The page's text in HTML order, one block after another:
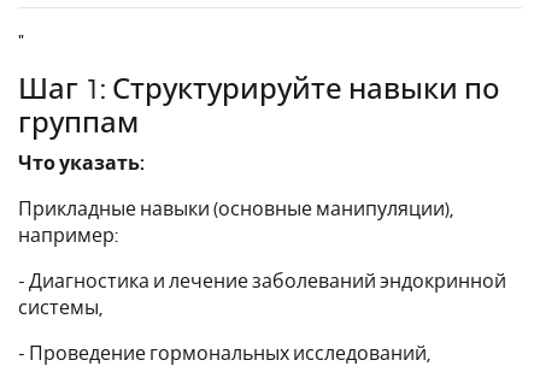
"
Шаг 1: Структурируйте навыки по
группам
Что указать:
Прикладные навыки (основные манипуляции),
например:
- Диагностика и лечение заболеваний эндокринной
системы,
- Проведение гормональных исследований,